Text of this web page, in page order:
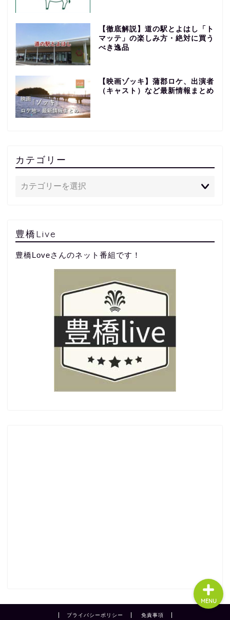
【徹底解説】道の駅とよはし「ト
マッテ」の楽しみ方・絶対に買う
べき逸品
【映画ゾッキ】蒲郡ロケ、出演者
（キャスト）など最新情報まとめ
カテゴリー
豊橋Live
豊橋Loveさんのネット番組です！
プライバシーポリシー 免責事項
MENU